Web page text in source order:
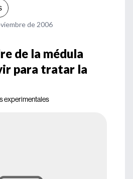
de 2006
de la médula
para tratar la
experimentales